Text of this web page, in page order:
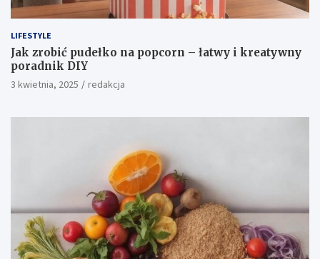
LIFESTYLE
Jak zrobić pudełko na popcorn – łatwy i kreatywny
poradnik DIY
3 kwietnia, 2025 redakcja